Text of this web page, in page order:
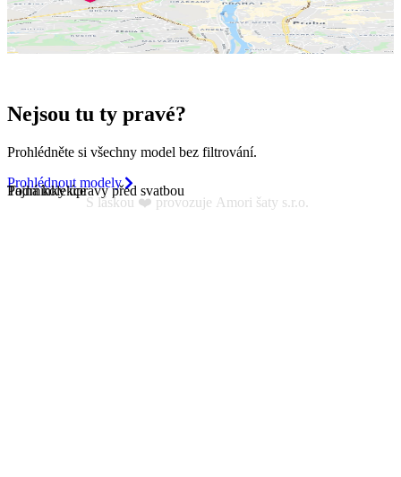
Nejsou tu ty pravé?
Prohlédněte si všechny model bez filtrování.
Prohlédnout modely
Podmínky úpravy před svatbou
Tajná kolekce
S láskou ❤️ provozuje Amori šaty s.r.o.